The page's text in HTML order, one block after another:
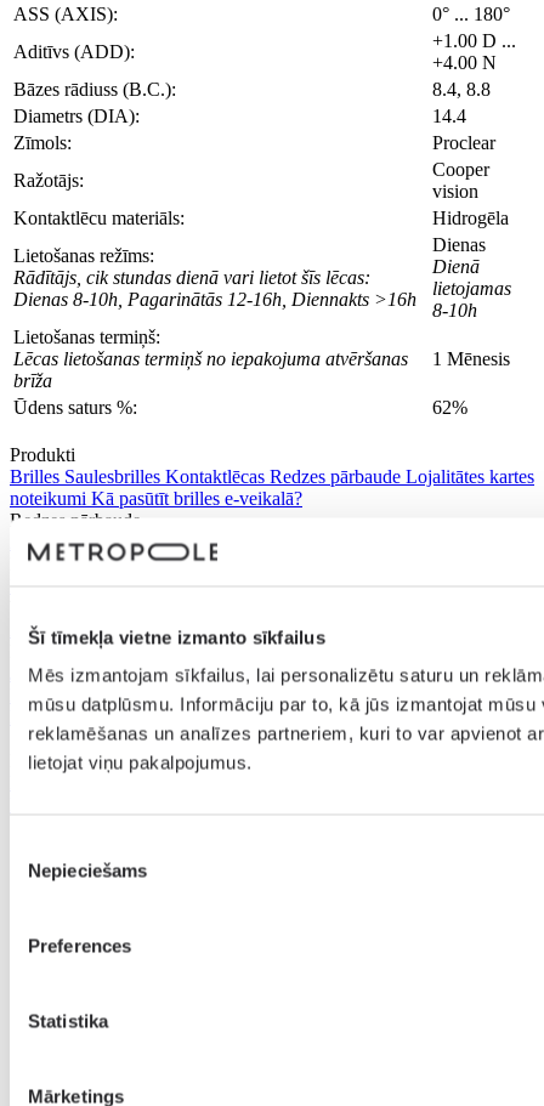
Šī tīmekļa vietne izmanto sīkfailus
Mēs izmantojam sīkfailus, lai personalizētu saturu un
mūsu datplūsmu. Informāciju par to, kā jūs izmantojat
reklamēšanas un analīzes partneriem, kuri to var apvienot
lietojat viņu pakalpojumus.
izvēle
Nepieciešams
Preferences
Statistika
Mārketings
ASS (AXIS):
0° ... 180°
Aditīvs (ADD):
+1.00 D ...
+4.00 N
Bāzes rādiuss (B.C.):
8.4, 8.8
Diametrs (DIA):
14.4
Zīmols:
Proclear
Ražotājs:
Cooper
vision
Kontaktlēcu materiāls:
Hidrogēla
Lietošanas režīms:
Rādītājs, cik stundas dienā vari lietot šīs lēcas:
Dienas 8-10h, Pagarinātās 12-16h, Diennakts >16h
Dienas
Dienā
lietojamas
8-10h
Lietošanas termiņš:
Lēcas lietošanas termiņš no iepakojuma atvēršanas
brīža
1 Mēnesis
Ūdens saturs %: 62%
Produkti
Brilles Saulesbrilles Kontaktlēcas Redzes pārbaude Lojalitātes kartes
noteikumi Kā pasūtīt brilles e-veikalā?
Redzes pārbaude
ACU VESELĪBAS SKRĪNINGS
Kur mūs atrast
Zvani 223115769:00 - 17:00 Biežāk uzdotie jautājumi
Par Mums
JaunumiACU VESELĪBAS DIENAOPTIC GURU - Mūsu stāsts
METROPOLE
METROPOLE OUTLET LONIA METROPOLE
PiegādeApmaksa
Sociālie tīkli
METROPOLEOPTIKA.LV